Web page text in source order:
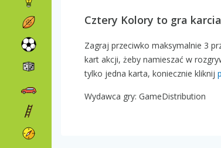
Cztery Kolory to gra
Zagraj przeciwko maksymalnie 3
kart akcji, żeby namieszać w
tylko jedna karta, koniecznie kliknij
Wydawca gry: GameDistribution